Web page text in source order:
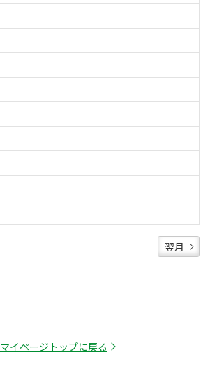
翌月
マイページトップに戻る